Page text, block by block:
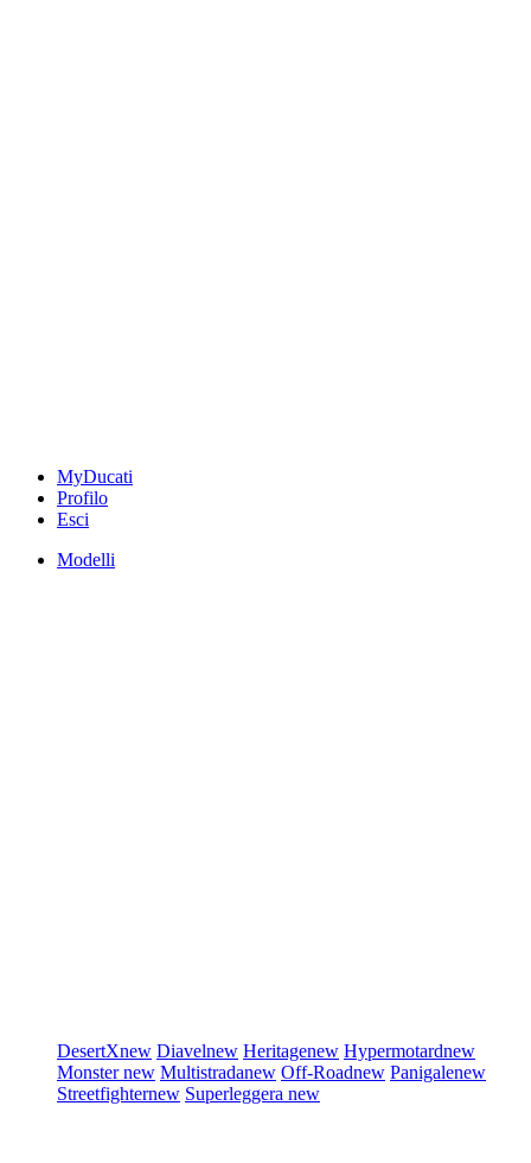
MyDucati
Profilo
Esci
Modelli
DesertXnew Diavelnew Heritagenew Hypermotardnew
Monsternew Multistradanew Off-Roadnew Panigalenew
Streetfighternew Superleggera new